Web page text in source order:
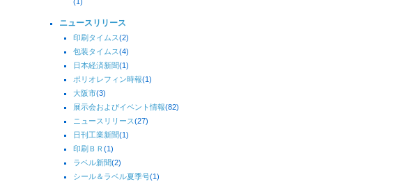
ニュースリリース
印刷タイムス(2)
包装タイムス(4)
日本経済新聞(1)
ポリオレフィン時報(1)
大阪市(3)
展示会およびイベント情報(82)
ニュースリリース(27)
日刊工業新聞(1)
印刷ＢＲ (1)
ラベル新聞(2)
シール＆ラベル夏季号(1)